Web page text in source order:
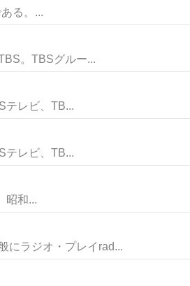
る。...
。TBSグルー...
テレビ、TB...
テレビ、TB...
昭和...
にラジオ・プレイrad...